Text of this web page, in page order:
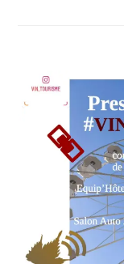
WEB,
OENOTOURISME,
PARTENAIRES
TOURISME,
PRODUCTEURS
RESTAURATEUR,
CUISINIER,
ŒNOLOGUE,
SOMMELIER,
CHALLENGE
HORS
ZONE
CONFORT,
,
CORSICA,
CULTURAL